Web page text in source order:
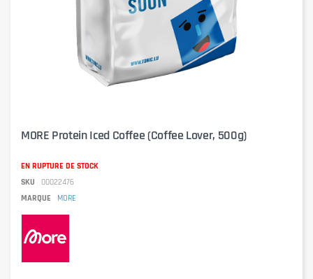
MORE Protein Iced Coffee (Coffee Lover, 500g)
EN RUPTURE DE STOCK
SKU
00022476
MARQUE
MORE